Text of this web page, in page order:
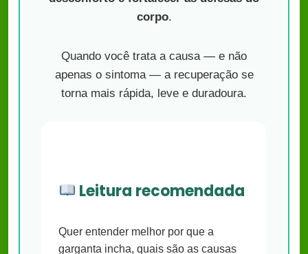
corpo.
Quando você trata a causa — e não
apenas o sintoma — a recuperação se
torna mais rápida, leve e duradoura.
Leitura recomendada
Quer entender melhor por que a
garganta incha, quais são as causas